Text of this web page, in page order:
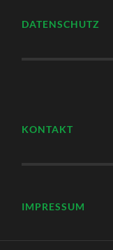
DATENSCHUTZ
KONTAKT
IMPRESSUM